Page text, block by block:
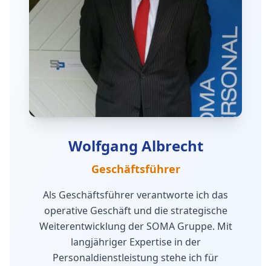
Wolfgang Albrecht
Geschäftsführer
Als Geschäftsführer verantworte ich das
operative Geschäft und die strategische
Weiterentwicklung der SOMA Gruppe. Mit
langjähriger Expertise in der
Personaldienstleistung stehe ich für